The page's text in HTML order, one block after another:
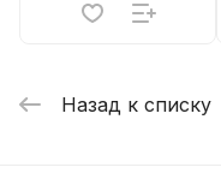
Назад к списку